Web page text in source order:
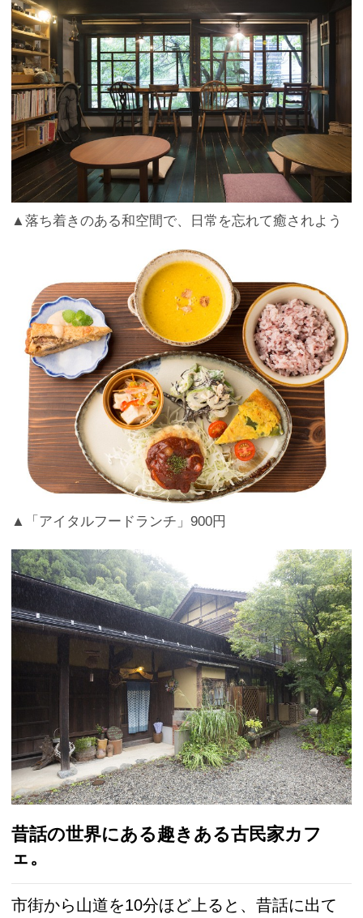
▲落ち着きのある和空間で、日常を忘れて癒されよう
▲「アイタルフードランチ」900円
昔話の世界にある趣きある古民家カフ
ェ。
市街から山道を10分ほど上ると、昔話に出て